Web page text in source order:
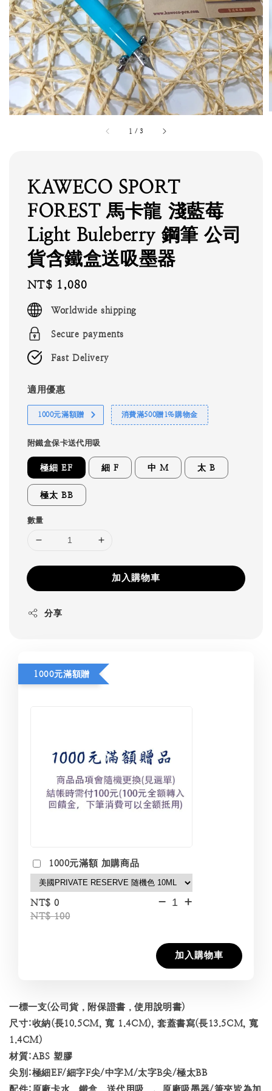
1 /3
KAWECO SPORT
FOREST 馬卡龍 淺藍莓
Light Buleberry 鋼筆 公司
貨含鐵盒送吸墨器
Regular
price
NT$ 1,080
Worldwide shipping
Secure payments
Fast Delivery
適用優惠
1000元滿額贈 消費滿500贈1%購物金
附鐵盒保卡送代用吸
極細 EF 細 F 中 M 太 B
極太 BB
數量
加入購物車
分享
1000元滿額贈
1000元滿額 加購商品
NT$ 0
NT$ 100
- +
加入購物車
一標一支(公司貨，附保證書，使用說明書)
尺寸:收納(長10.5CM, 寬 1.4CM), 套蓋書寫(長13.5CM, 寬
1.4CM)
材質:ABS 塑膠
尖別:極細EF/細字F尖/中字M/太字B尖/極太BB